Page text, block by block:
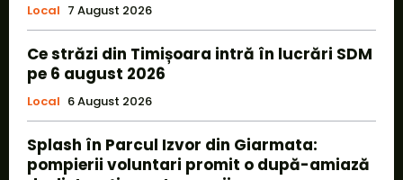
Local 7 August 2026
Ce străzi din Timișoara intră în lucrări SDM
pe 6 august 2026
Local 6 August 2026
Splash în Parcul Izvor din Giarmata:
pompierii voluntari promit o după-amiază